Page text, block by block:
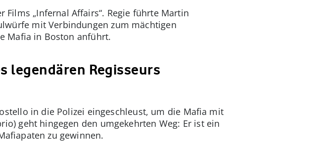
Films „Infernal Affairs“. Regie führte Martin
mit Verbindungen zum mächtigen
Mafia in Boston anführt.
legendären Regisseurs
in die Polizei eingeschleust, um die Mafia mit
geht hingegen den umgekehrten Weg: Er ist ein
zu gewinnen.